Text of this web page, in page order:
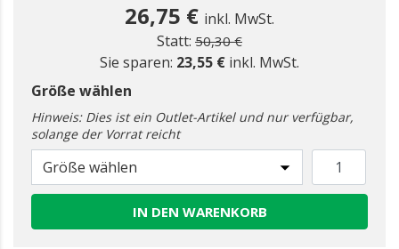
26,75 € inkl. MwSt.
Statt: Preis reduziert ab
50,30 €zu
Sie sparen: 23,55 € inkl. MwSt.
Größe wählen
Hinweis: Dies ist ein Outlet-Artikel und nur verfügbar,
solange der Vorrat reicht
Größe wählen
IN DEN WARENKORB